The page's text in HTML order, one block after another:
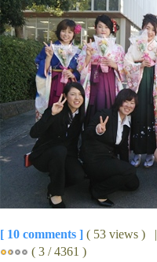
[ 10 comments ] ( 53 views ) |
( 3 / 4361 )